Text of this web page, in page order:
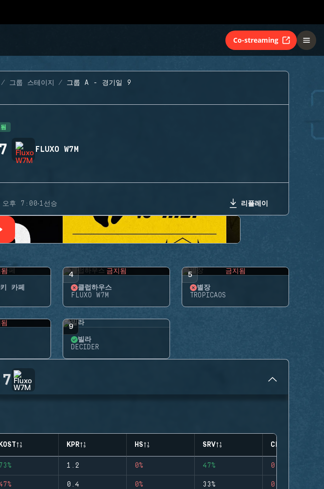
Co-streaming
그룹 스테이지 그룹 A - 경기일 9
7 FLUXO W7M
오후 7:00·1선승 리플레이
카페
4 금지됨
클럽하우스
FLUXO W7M
5 금지됨
별장
TROPICAOS
9
빌라
DECIDER
7
KOST KPR HS SRV CLUTCHES
73% 1.2 0% 47% 0
0.4 0% 33% 0